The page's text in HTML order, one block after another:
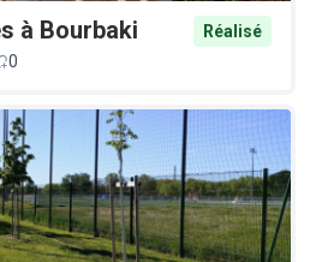
à Bourbaki
Réalisé
0